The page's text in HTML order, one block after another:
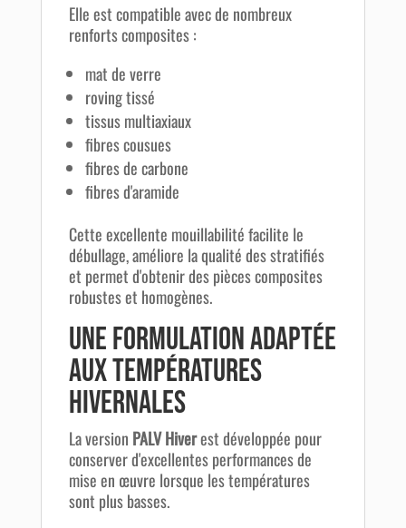
Elle est compatible avec de nombreux
renforts composites :
mat de verre
roving tissé
tissus multiaxiaux
fibres cousues
fibres de carbone
fibres d'aramide
Cette excellente mouillabilité facilite le
débullage, améliore la qualité des stratifiés
et permet d'obtenir des pièces composites
robustes et homogènes.
Une formulation adaptée
aux températures
hivernales
La version PALV Hiverest développée pour
conserver d'excellentes performances de
mise en œuvre lorsque les températures
sont plus basses.